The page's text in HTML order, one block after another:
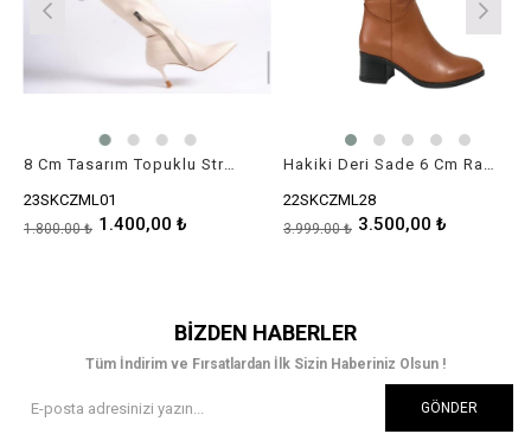
8 Cm Tasarım Topuklu Strec Stiletto Çizme
1.400,00 ₺
₺
Hakiki Deri Sade 6 Cm Rahat Topuklu Çizme
22SKCZML28
3.500,00 ₺
3.999,00 ₺
BIZDEN HABERLER
Tüm İndirim ve Fırsatlardan İlk Sizin Haberiniz Olsun !
GÖNDER